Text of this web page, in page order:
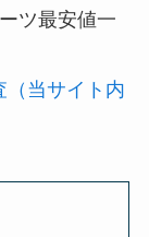
ツ最安値一
（当サイト内